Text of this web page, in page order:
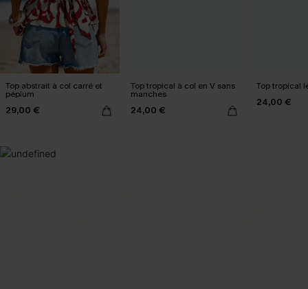
Top abstrait à col carré et
péplum
29,00 €
Top tropical à col en V sans
manches
24,00 €
Top tropical
24,00 €